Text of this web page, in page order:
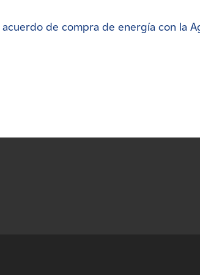
de compra de energía con la